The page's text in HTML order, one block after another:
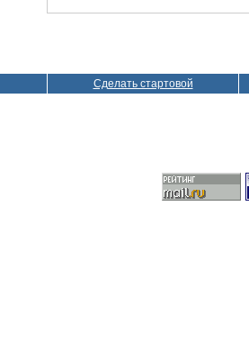
Сделать стартовой